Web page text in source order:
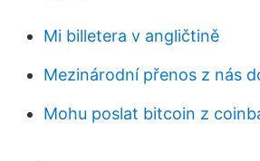
Mi billetera v angličtině
Mezinárodní přenos z nás
Mohu poslat bitcoin z